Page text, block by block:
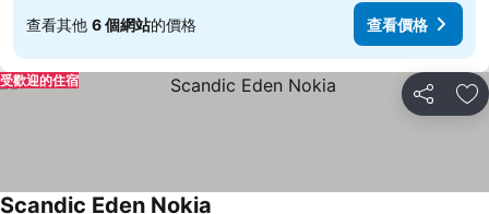
查看其他 6 個網站的價格 查看價格
分享 加
受歡迎的住宿
Scandic Eden Nokia